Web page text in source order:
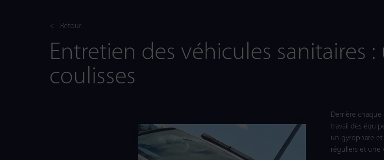
< Retour
Entretien des véhicules sanitaires
coulisses
Derrière chaque
travail des
un gyrophare et
réguliers et une